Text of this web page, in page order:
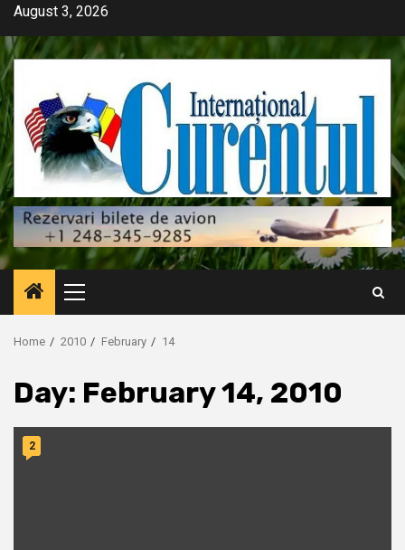
Skip
content
August 3, 2026
Primary
Menu
Home 2010 February 14
Day: February 14, 2010
2